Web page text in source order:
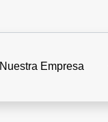
Nuestra Empresa